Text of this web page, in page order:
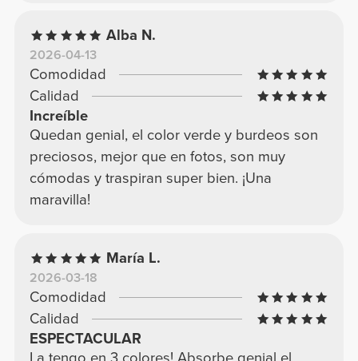
Alba N.
2026-04-13
Comodidad
Calidad
Increíble
Quedan genial, el color verde y burdeos son
preciosos, mejor que en fotos, son muy
cómodas y traspiran super bien. ¡Una
maravilla!
María L.
2026-03-18
Comodidad
Calidad
ESPECTACULAR